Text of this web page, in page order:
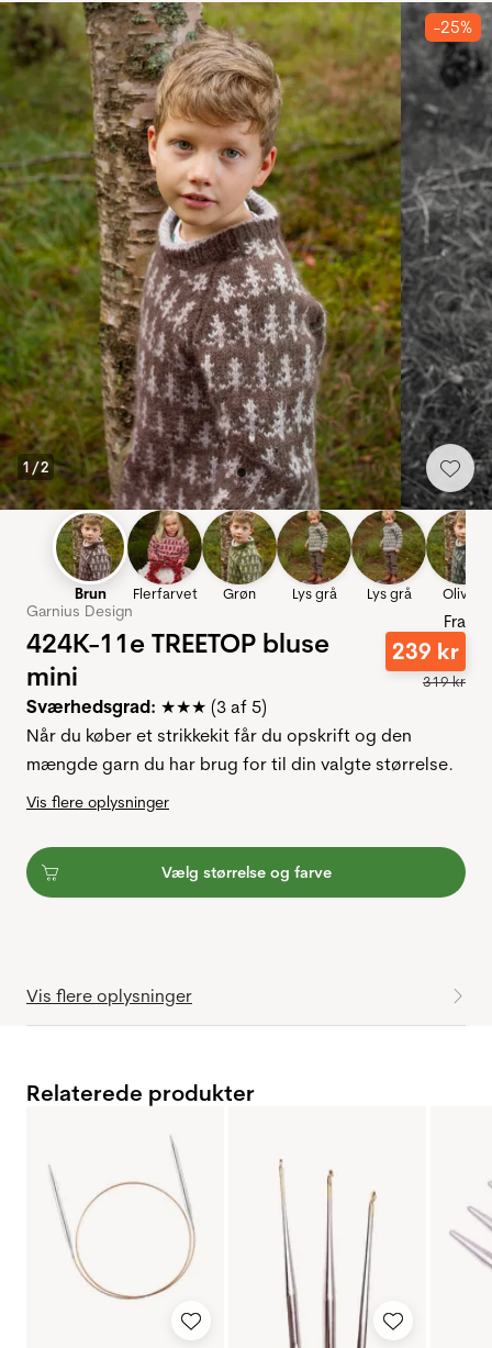
1 /2
-25%
Brun Flerfarvet Grøn Lys grå Lys grå Oliven
Garnius Design
424K-11e TREETOP bluse
mini
Fra
239 kr
319kr
Sværhedsgrad: ★★★ (3 af 5)
Når du køber et strikkekit får du opskrift og den
mængde garn du har brug for til din valgte størrelse.
Vis flere oplysninger
Vælg størrelse og farve
Vis flere oplysninger
Relaterede produkter